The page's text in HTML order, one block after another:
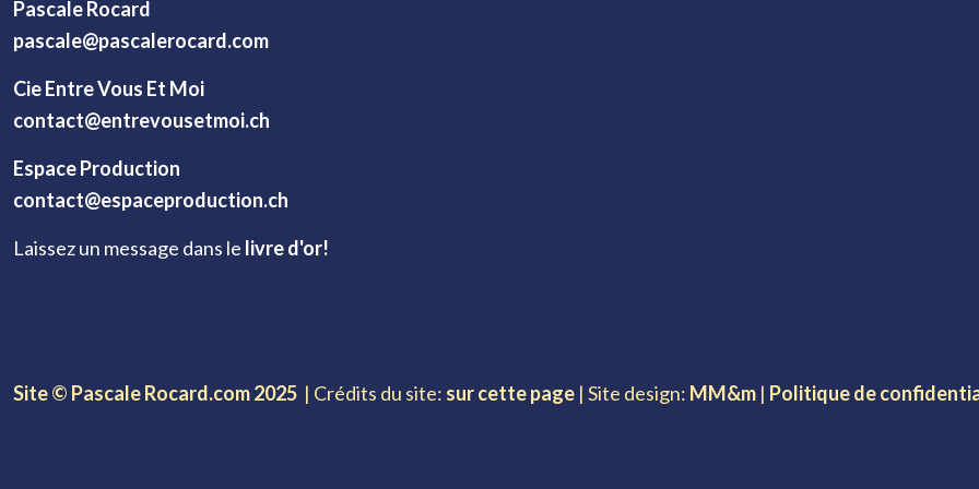
Pascale Rocard
pascale@pascalerocard.com
Cie Entre Vous Et Moi
contact@entrevousetmoi.ch
Espace Production
contact@espaceproduction.ch
Laissez un message dans le livre d'or!
Site © Pascale Rocard.com 2025 | Crédits du site: sur cette page | Site design: MM&m | Politique de